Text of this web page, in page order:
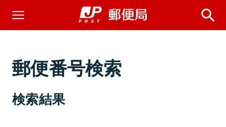
郵便番号検索
検索結果